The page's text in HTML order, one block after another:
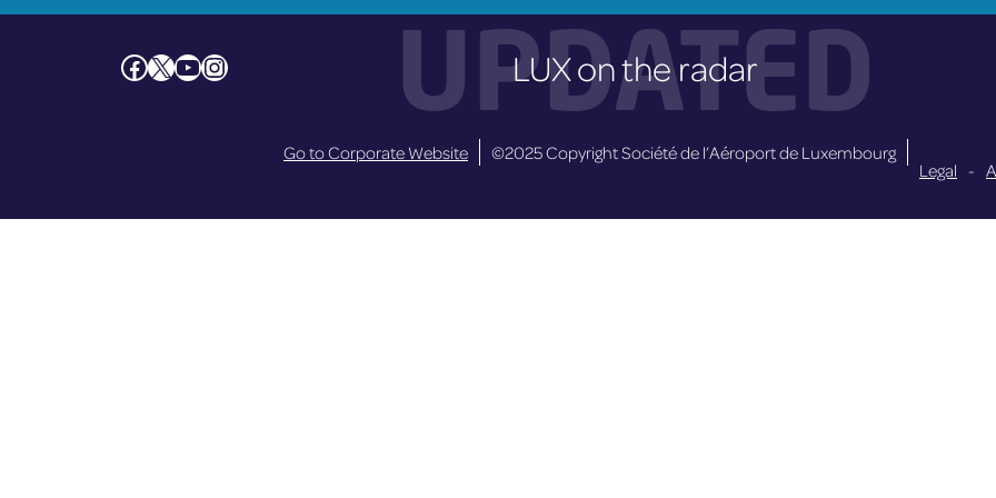
UPDATED
LUX on the radar
Facebook X YouTube Instagram
Go to Corporate Website
©2025 Copyright Société de l’Aéroport de Luxembourg
Legal -